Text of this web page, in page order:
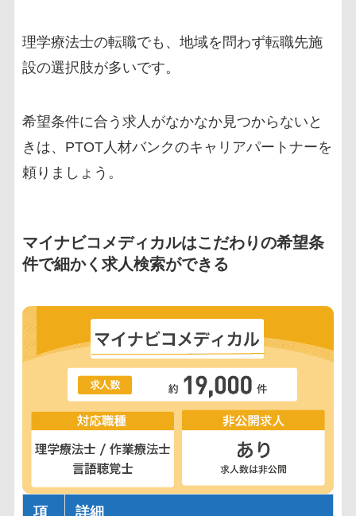
理学療法士の転職でも、地域を問わず転職先施
設の選択肢が多いです。
希望条件に合う求人がなかなか見つからないと
きは、PTOT人材バンクのキャリアパートナーを
頼りましょう。
マイナビコメディカルはこだわりの希望条
件で細かく求人検索ができる
項 詳細